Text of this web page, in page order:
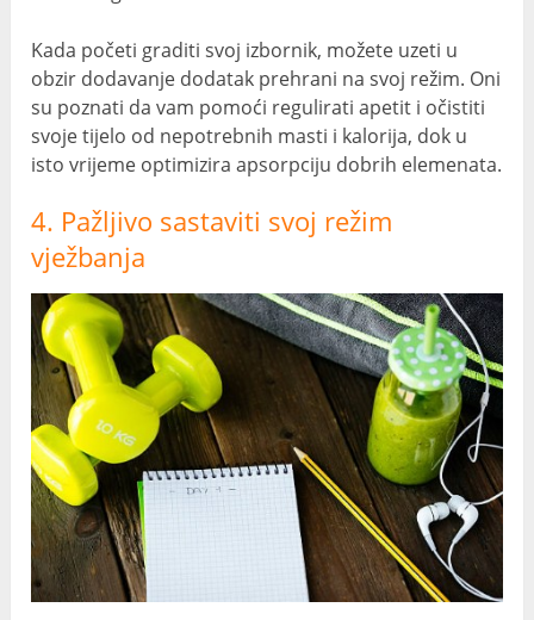
Kada početi graditi svoj izbornik, možete uzeti u
obzir dodavanje dodatak prehrani na svoj režim. Oni
su poznati da vam pomoći regulirati apetit i očistiti
svoje tijelo od nepotrebnih masti i kalorija, dok u
isto vrijeme optimizira apsorpciju dobrih elemenata.
4. Pažljivo sastaviti svoj režim
vježbanja